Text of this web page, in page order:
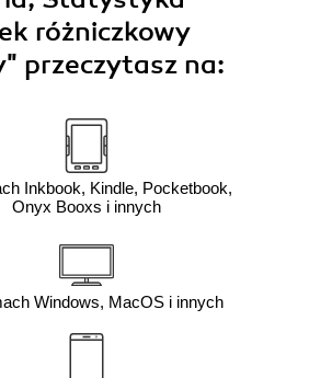
różniczkowy
przeczytasz na:
Inkbook, Kindle, Pocketbook,
Onyx Booxs i innych
Windows, MacOS i innych